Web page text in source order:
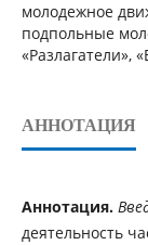
молодежное
подпольные
«Разлагатели»,
АННОТАЦИЯ
Аннотация.
деятельность